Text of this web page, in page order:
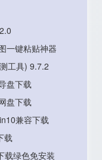
一键粘贴神器
工具) 9.7.2
盘下载
盘下载
兼容下载
载
载绿色免安装